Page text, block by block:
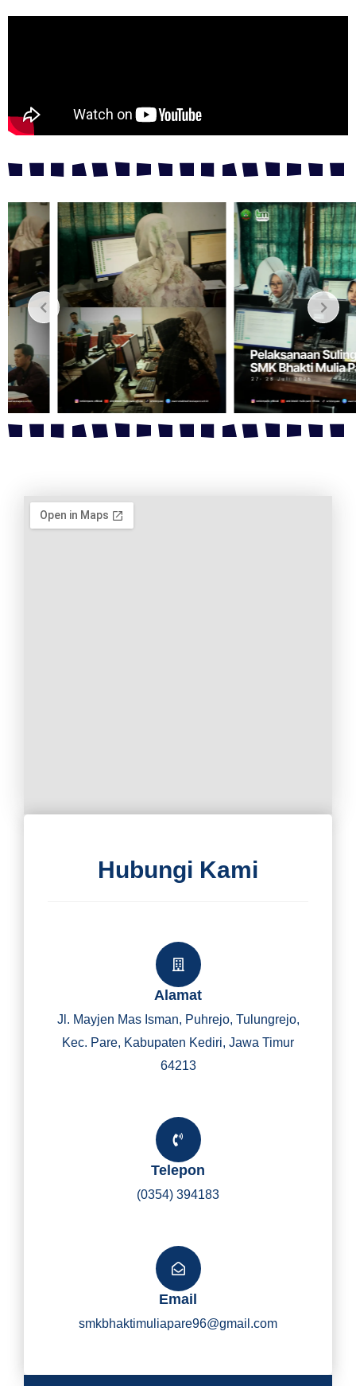
Y
I
Hubungi Kami
Alamat
Jl. Mayjen Mas Isman, Puhrejo, Tulungrejo,
Kec. Pare, Kabupaten Kediri, Jawa Timur
64213
Telepon
(0354) 394183
Email
smkbhaktimuliapare96@gmail.com